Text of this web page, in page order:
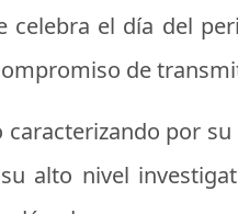
celebra el día del
de
por
alto nivel